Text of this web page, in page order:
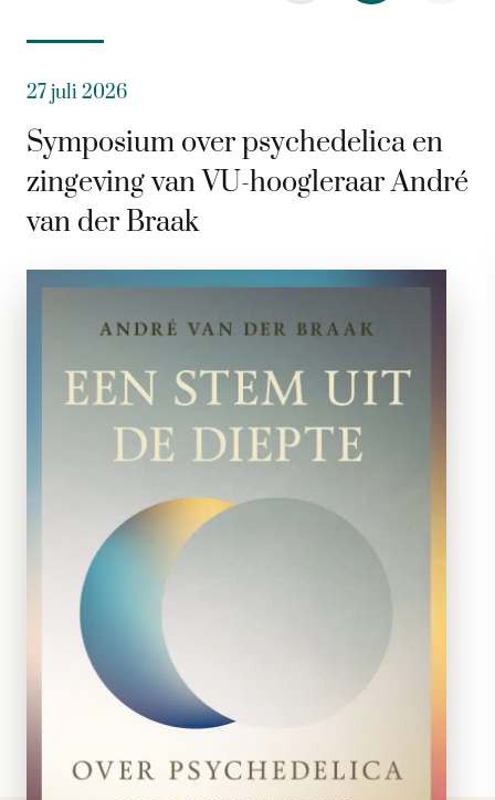
27 juli 2026
Symposium over psychedelica en
zingeving van VU-hoogleraar André
van der Braak